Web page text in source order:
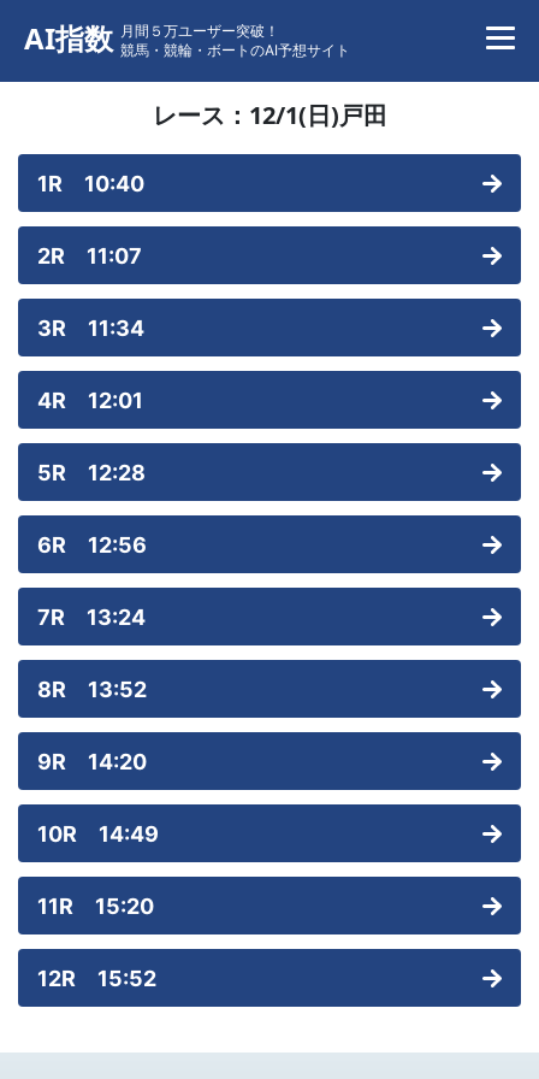
AI指数 月間５万ユーザー突破！
競馬・競輪・ボートのAI予想サイト
レース： 12/1(日)戸田
1R 10:40
2R 11:07
3R 11:34
4R 12:01
5R 12:28
6R 12:56
7R 13:24
8R 13:52
9R 14:20
10R 14:49
11R 15:20
12R 15:52